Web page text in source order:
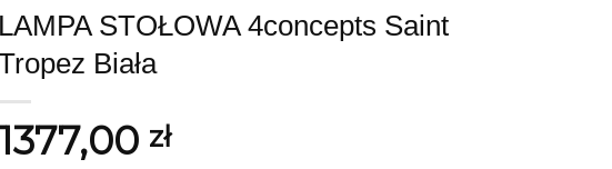
LAMPA STOŁOWA 4concepts Saint
Biała
1377,00 zł